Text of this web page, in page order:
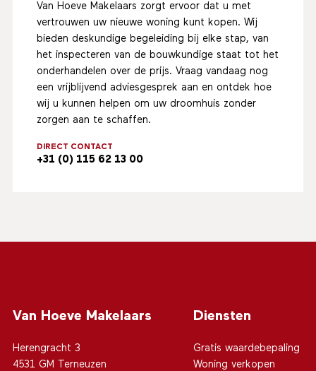
Van Hoeve Makelaars zorgt ervoor dat u met
vertrouwen uw nieuwe woning kunt kopen. Wij
bieden deskundige begeleiding bij elke stap, van
het inspecteren van de bouwkundige staat tot het
onderhandelen over de prijs. Vraag vandaag nog
een vrijblijvend adviesgesprek aan en ontdek hoe
wij u kunnen helpen om uw droomhuis zonder
zorgen aan te schaffen.
DIRECT CONTACT
+31 (0) 115 62 13 00
Van Hoeve Makelaars
Herengracht 3
4531 GM Terneuzen
Diensten
Gratis waardebepaling
Woning verkopen